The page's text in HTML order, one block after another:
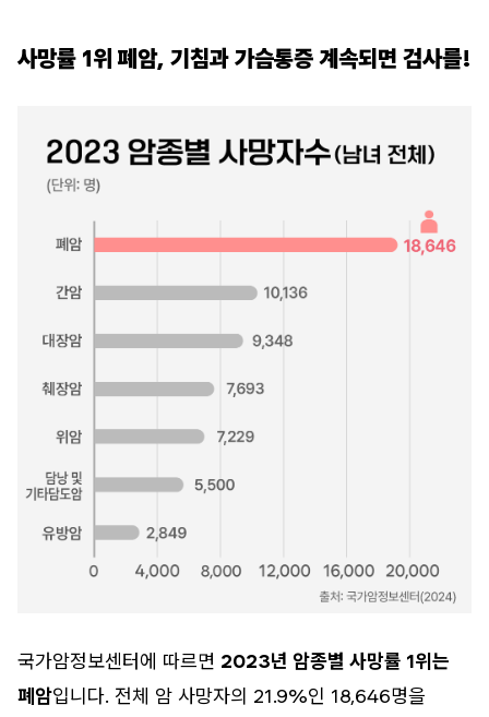
사망률 1위 폐암, 기침과 가슴통증 계속되면 검사를!
국가암정보센터에 따르면 2023년 암종별 사망률 1위는
폐암입니다. 전체 암 사망자의 21.9%인 18,646명을